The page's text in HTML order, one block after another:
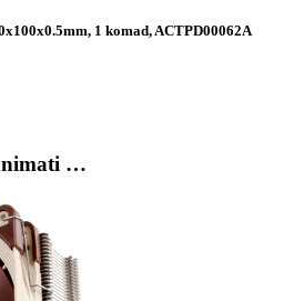
1 komad, ACTPD00062A
…